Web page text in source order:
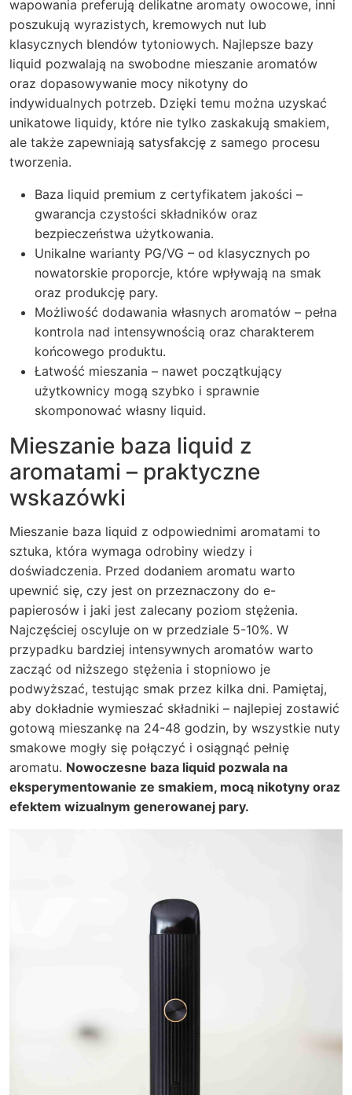
wapowania preferują delikatne aromaty owocowe, inni
poszukują wyrazistych, kremowych nut lub
klasycznych blendów tytoniowych. Najlepsze bazy
liquid pozwalają na swobodne mieszanie aromatów
oraz dopasowywanie mocy nikotyny do
indywidualnych potrzeb. Dzięki temu można uzyskać
unikatowe liquidy, które nie tylko zaskakują smakiem,
ale także zapewniają satysfakcję z samego procesu
tworzenia.
Baza liquid premium z certyfikatem jakości –
gwarancja czystości składników oraz
bezpieczeństwa użytkowania.
Unikalne warianty PG/VG – od klasycznych po
nowatorskie proporcje, które wpływają na smak
oraz produkcję pary.
Możliwość dodawania własnych aromatów – pełna
kontrola nad intensywnością oraz charakterem
końcowego produktu.
Łatwość mieszania – nawet początkujący
użytkownicy mogą szybko i sprawnie
skomponować własny liquid.
Mieszanie baza liquid z
aromatami – praktyczne
wskazówki
Mieszanie baza liquid z odpowiednimi aromatami to
sztuka, która wymaga odrobiny wiedzy i
doświadczenia. Przed dodaniem aromatu warto
upewnić się, czy jest on przeznaczony do e-
papierosów i jaki jest zalecany poziom stężenia.
Najczęściej oscyluje on w przedziale 5-10%. W
przypadku bardziej intensywnych aromatów warto
zacząć od niższego stężenia i stopniowo je
podwyższać, testując smak przez kilka dni. Pamiętaj,
aby dokładnie wymieszać składniki – najlepiej zostawić
gotową mieszankę na 24-48 godzin, by wszystkie nuty
smakowe mogły się połączyć i osiągnąć pełnię
aromatu. Nowoczesne baza liquid pozwala na
eksperymentowanie ze smakiem, mocą nikotyny oraz
efektem wizualnym generowanej pary.